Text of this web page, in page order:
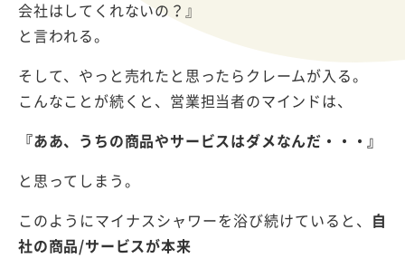
会社はしてくれないの？』
と言われる。
そして、やっと売れたと思ったらクレームが入る。
こんなことが続くと、営業担当者のマインドは、
『ああ、うちの商品やサービスはダメなんだ・・・』
と思ってしまう。
このようにマイナスシャワーを浴び続けていると、 自
社の商品/サービスが本来